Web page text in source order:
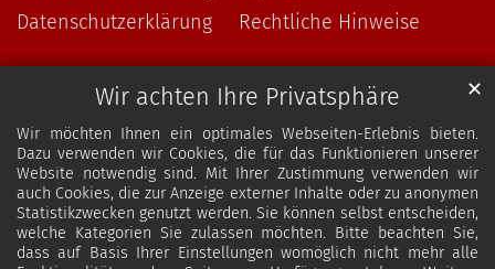
Wir achten Ihre Privatsphäre
Wir möchten Ihnen ein optimales Webseiten-Erlebnis bieten.
Dazu verwenden wir Cookies, die für das Funktionieren unserer
Website notwendig sind. Mit Ihrer Zustimmung verwenden wir
auch Cookies, die zur Anzeige externer Inhalte oder zu anonymen
Statistikzwecken genutzt werden. Sie können selbst entscheiden,
welche Kategorien Sie zulassen möchten. Bitte beachten Sie,
dass auf Basis Ihrer Einstellungen womöglich nicht mehr alle
✕
Datenschutzerklärung
Rechtliche Hinweise